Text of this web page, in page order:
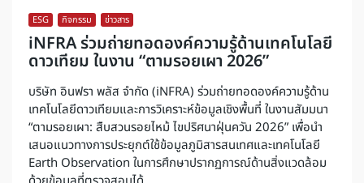
ESG กิจกรรม ข่าวสาร
iNFRA ร่วมถ่ายทอดองค์ความรู้ด้านเทคโนโลยี
ดาวเทียม ในงาน “ตามรอยเผา 2026”
บริษัท อินฟรา พลัส จำกัด (iNFRA) ร่วมถ่ายทอดองค์ความรู้ด้าน
เทคโนโลยีดาวเทียมและการวิเคราะห์ข้อมูลเชิงพื้นที่ ในงานสัมมนา
“ตามรอยเผา: สืบสวนรอยไหม้ ไขปริศนาฝุ่นควัน 2026” เพื่อนำ
เสนอแนวทางการประยุกต์ใช้ข้อมูลภูมิสารสนเทศและเทคโนโลยี
Earth Observation ในการศึกษาปรากฏการณ์ด้านสิ่งแวดล้อม